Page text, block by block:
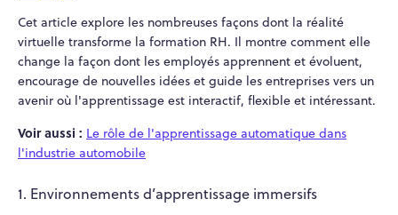
Cet article explore les nombreuses façons dont la réalité
virtuelle transforme la formation RH. Il montre comment elle
change la façon dont les employés apprennent et évoluent,
encourage de nouvelles idées et guide les entreprises vers un
avenir où l'apprentissage est interactif, flexible et intéressant.
Voir aussi : Le rôle de l'apprentissage automatique dans
l'industrie automobile
1. Environnements d’apprentissage immersifs